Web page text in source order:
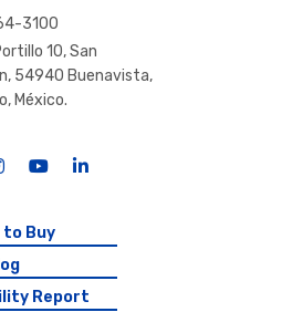
3100
10, San
54940 Buenavista,
México.
to Buy
Report